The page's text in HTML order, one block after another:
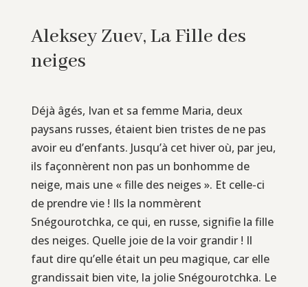
Aleksey Zuev, La Fille des
neiges
Déjà âgés, Ivan et sa femme Maria, deux
paysans russes, étaient bien tristes de ne pas
avoir eu d’enfants. Jusqu’à cet hiver où, par jeu,
ils façonnèrent non pas un bonhomme de
neige, mais une « fille des neiges ». Et celle-ci
de prendre vie ! Ils la nommèrent
Snégourotchka, ce qui, en russe, signifie la fille
des neiges. Quelle joie de la voir grandir ! Il
faut dire qu’elle était un peu magique, car elle
grandissait bien vite, la jolie Snégourotchka. Le